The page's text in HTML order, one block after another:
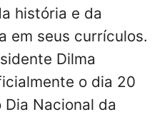
história e da
em seus currículos.
Dilma
o dia 20
Nacional da